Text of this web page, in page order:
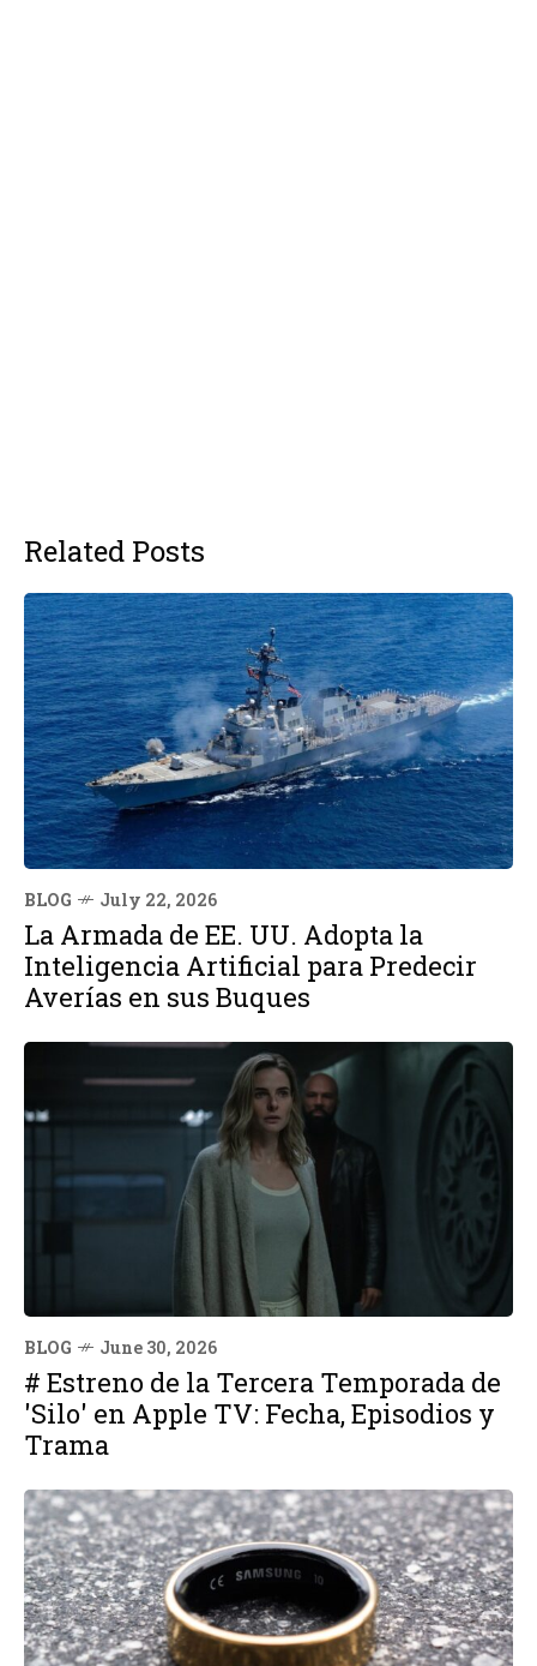
Related Posts
BLOG July 22, 2026
La Armada de EE. UU. Adopta la
Inteligencia Artificial para Predecir
Averías en sus Buques
BLOG June 30, 2026
# Estreno de la Tercera Temporada de
'Silo' en Apple TV: Fecha, Episodios y
Trama